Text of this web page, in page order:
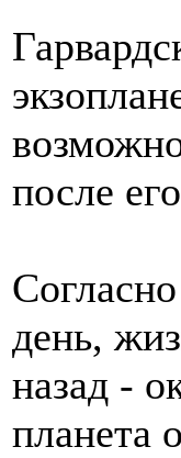
после
день,
назад -
планета